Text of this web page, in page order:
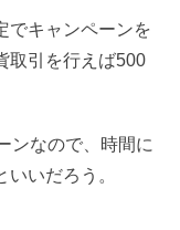
でキャンペーンを
取引を行えば500
ンなので、時間に
いだろう。